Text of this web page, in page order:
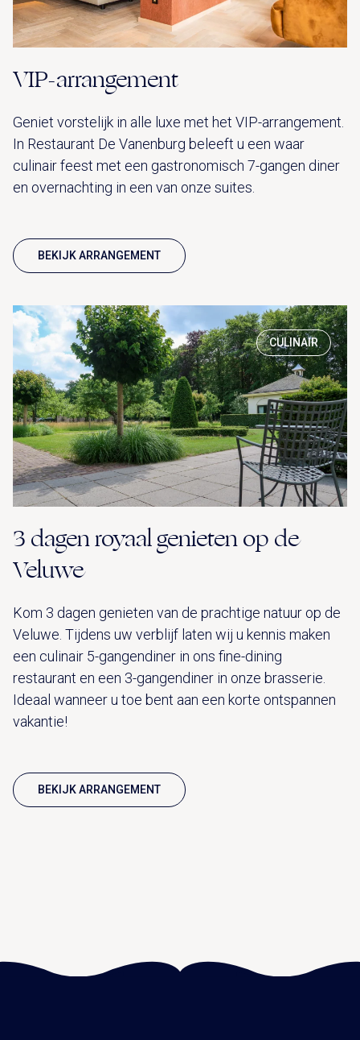
VIP-arrangement
Geniet vorstelijk in alle luxe met het VIP-arrangement.
In Restaurant De Vanenburg beleeft u een waar
culinair feest met een gastronomisch 7-gangen diner
en overnachting in een van onze suites.
BEKIJK ARRANGEMENT
CULINAIR
3 dagen royaal genieten op de
Veluwe
Kom 3 dagen genieten van de prachtige natuur op de
Veluwe. Tijdens uw verblijf laten wij u kennis maken
een culinair 5-gangendiner in ons fine-dining
restaurant en een 3-gangendiner in onze brasserie.
Ideaal wanneer u toe bent aan een korte ontspannen
vakantie!
BEKIJK ARRANGEMENT